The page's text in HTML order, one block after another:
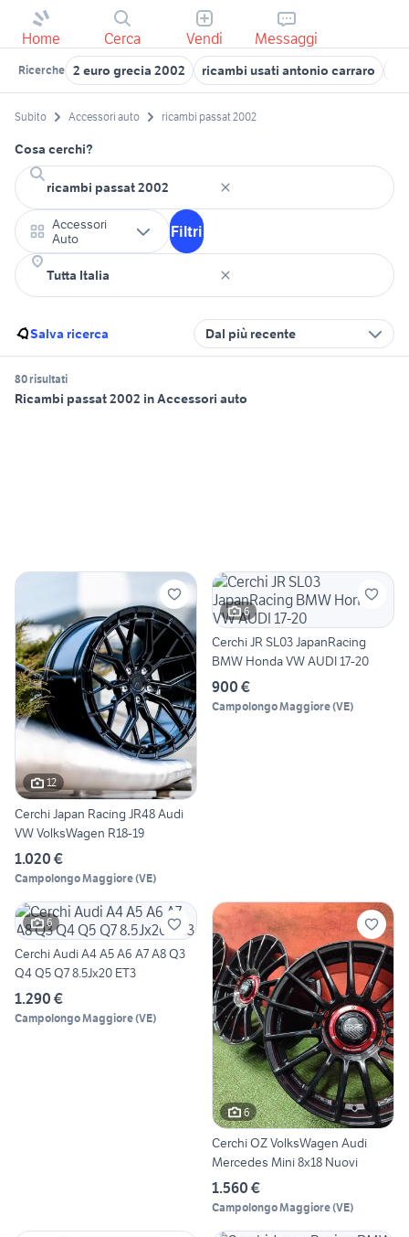
Home Cerca Vendi Messaggi
Ricerche 2 euro grecia 2002 ricambi usati antonio carraro
Subito Accessori auto ricambi passat 2002
Cosa cerchi?
Accessori
Auto
Filtri
Salva ricerca Dal più recente
80 risultati
Ricambi passat 2002 in Accessori auto
12
Cerchi Japan Racing JR48 Audi
VW VolksWagen R18-19
1.020 €
Campolongo Maggiore(VE)
6
Cerchi JR SL03 JapanRacing
BMW Honda VW AUDI 17-20
900 €
Campolongo Maggiore(VE)
6
Cerchi Audi A4 A5 A6 A7 A8 Q3
Q4 Q5 Q7 8.5Jx20 ET3
1.290 €
Campolongo Maggiore(VE)
6
Cerchi OZ VolksWagen Audi
Mercedes Mini 8x18 Nuovi
1.560 €
Campolongo Maggiore(VE)